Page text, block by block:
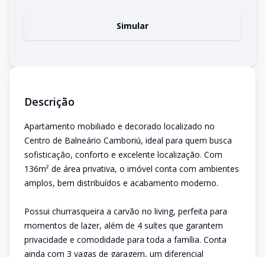
Simular
Descrição
Apartamento mobiliado e decorado localizado no
Centro de Balneário Camboriú, ideal para quem busca
sofisticação, conforto e excelente localização. Com
136m² de área privativa, o imóvel conta com ambientes
amplos, bem distribuídos e acabamento moderno.
Possui churrasqueira a carvão no living, perfeita para
momentos de lazer, além de 4 suítes que garantem
privacidade e comodidade para toda a família. Conta
ainda com 3 vagas de garagem, um diferencial